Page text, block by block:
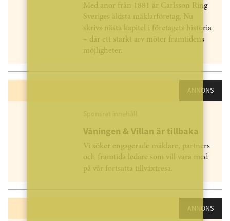
Med anor från 1881 är Carlsson Ring
Sveriges äldsta mäklarföretag. Nu
skrivs nästa kapitel i företagets historia
– där ett starkt arv möter framtidens
möjligheter.
ANNONS
Våningen & Villan är tillbaka
Vi söker engagerade mäklare, partners
och framtida ledare som vill vara med
på vår fortsatta tillväxtresa.
ANNONS